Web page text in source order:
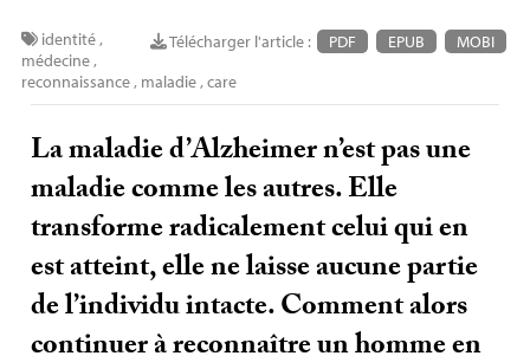
Télécharger l'article : PDF EPUB MOBI
identité,
médecine,
reconnaissance, maladie,care
La maladie d’Alzheimer n’est pas une
maladie comme les autres. Elle
transforme radicalement celui qui en
est atteint, elle ne laisse aucune partie
de l’individu intacte. Comment alors